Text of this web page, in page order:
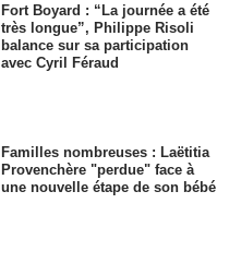
Fort Boyard : “La journée a été
très longue”, Philippe Risoli
balance sur sa participation
avec Cyril Féraud
Familles nombreuses : Laëtitia
Provenchère "perdue" face à
une nouvelle étape de son bébé